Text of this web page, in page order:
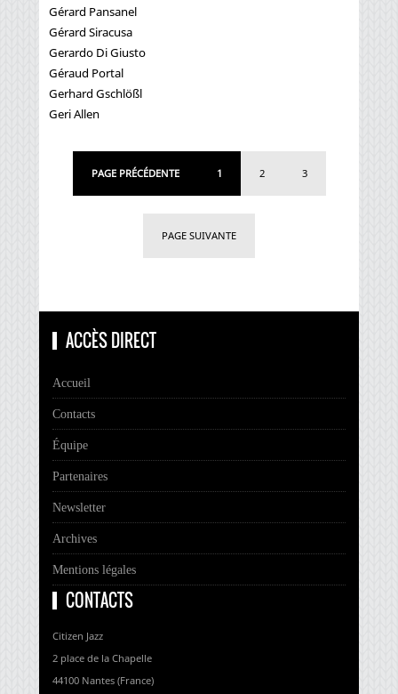
Gérard Pansanel
Gérard Siracusa
Gerardo Di Giusto
Géraud Portal
Gerhard Gschlößl
Geri Allen
PAGE PRÉCÉDENTE 1 2 3
PAGE SUIVANTE
ACCÈS DIRECT
Accueil
Contacts
Équipe
Partenaires
Newsletter
Archives
Mentions légales
CONTACTS
Citizen Jazz
2 place de la Chapelle
44100 Nantes (France)